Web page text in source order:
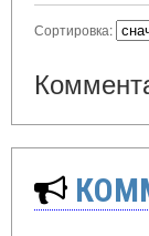
Сортировка: